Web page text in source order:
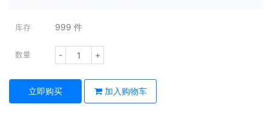
库存 999 件
数量 - +
立即购买 加入购物车